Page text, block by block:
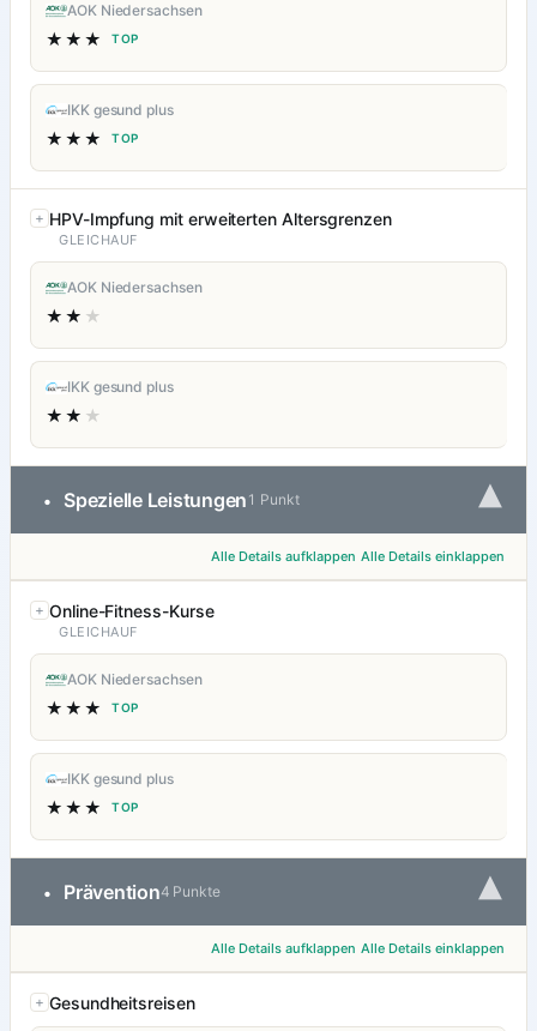
AOK Niedersachsen
★★★ TOP
IKK gesund plus
★★★ TOP
HPV-Impfung mit erweiterten Altersgrenzen
GLEICHAUF
AOK Niedersachsen
★★ ★
IKK gesund plus
★★ ★
• Spezielle Leistungen 1 Punkt ▾
Alle Details aufklappen Alle Details einklappen
Online-Fitness-Kurse
GLEICHAUF
AOK Niedersachsen
★★★ TOP
IKK gesund plus
★★★ TOP
• Prävention4 Punkte ▾
Alle Details aufklappen Alle Details einklappen
Gesundheitsreisen